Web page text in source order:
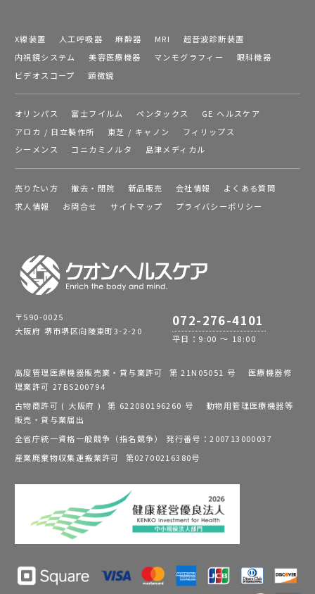
X線装置 人工呼吸器 麻酔器 MRI
超音波診断装置
内視鏡システム
美容医療機器 マンモグラフィー
眼科機器
ビデオスコープ
顕微鏡
オリンパス 富士フイルム ペンタックス
GE ヘルスケア
アロカ / 日立製作所
東芝 / キャノン
フィリップス
シーメンス
コニカミノルタ 島津メディカル
売りたい方 撤去・閉院 新品販売 会社情報
よくある質問
求人情報
お問合せ サイトマップ プライバシーポリシー
〒590-0025
大阪府 堺市堺区向陵東町3-2-20
072-276-4101
平日：9:00 ～ 18:00
高度管理医療機器販売業・貸与業許可 第 21N05051 号 医療機器修
理業許可 27BS200794
古物商許可 ( 大阪府 ) 第 622080196260 号 動物用管理医療機器等
販売・貸与業届出
全省庁統一資格一般競争（指名競争） 発行番号：200713000037
産業廃棄物収集運搬業許可 第02700216380号